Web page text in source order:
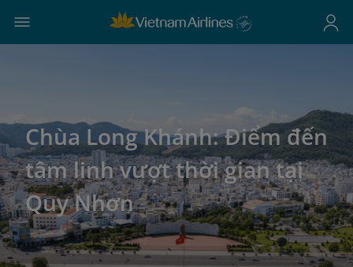
Chùa Long Khánh: Điểm đến
tâm linh vượt thời gian tại
Quy Nhơn